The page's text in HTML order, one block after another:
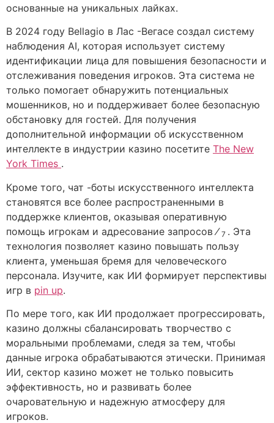
основанные на уникальных лайках.
В 2024 году Bellagio в Лас -Вегасе создал систему
наблюдения AI, которая использует систему
идентификации лица для повышения безопасности и
отслеживания поведения игроков. Эта система не
только помогает обнаружить потенциальных
мошенников, но и поддерживает более безопасную
обстановку для гостей. Для получения
дополнительной информации об искусственном
интеллекте в индустрии казино посетите The New
York Times .
Кроме того, чат -боты искусственного интеллекта
становятся все более распространенными в
поддержке клиентов, оказывая оперативную
помощь игрокам и адресование запросов ⁄7 . Эта
технология позволяет казино повышать пользу
клиента, уменьшая бремя для человеческого
персонала. Изучите, как ИИ формирует перспективы
игр в pin up.
По мере того, как ИИ продолжает прогрессировать,
казино должны сбалансировать творчество с
моральными проблемами, следя за тем, чтобы
данные игрока обрабатываются этически. Принимая
ИИ, сектор казино может не только повысить
эффективность, но и развивать более
очаровательную и надежную атмосферу для
игроков.